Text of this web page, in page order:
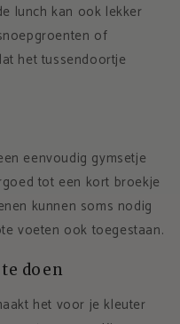
lunch kan ook lekker
of
het tussendoortje
eenvoudig gymsetje
tot een kort broekje
kunnen soms nodig
voeten ook toegestaan.
doen
het voor je kleuter